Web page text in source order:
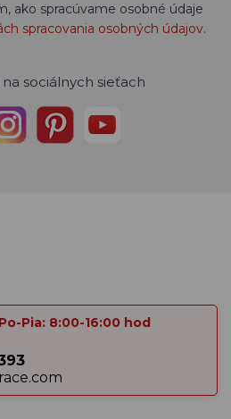
ako spracúvame osobné údaje
spracovania osobných údajov.
sociálnych sieťach
Pia: 8:00-16:00 hod